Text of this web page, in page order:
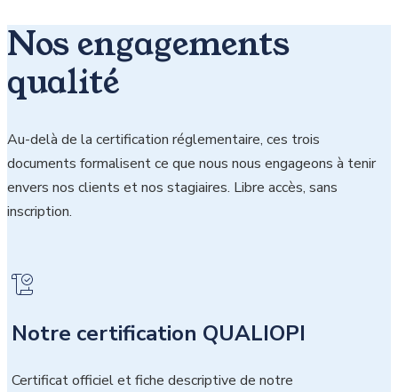
Nos engagements
qualité
Au-delà de la certification réglementaire, ces trois
documents formalisent ce que nous nous engageons à tenir
envers nos clients et nos stagiaires. Libre accès, sans
inscription.
Notre certification QUALIOPI
Certificat officiel et fiche descriptive de notre